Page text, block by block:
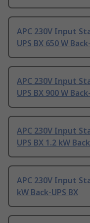
APC 230V Input
UPS BX 650 W
APC 230V Input
UPS BX 900 W
APC 230V Input
UPS BX 1.2 kW
APC 230V Input
kW Back-UPS BX